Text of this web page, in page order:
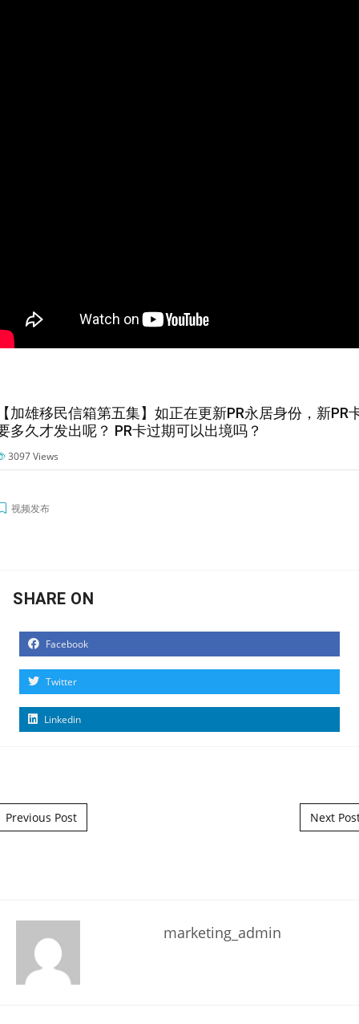
加雄移民信箱第五集】如正在更新PR永居身份，新PR
多久才发出呢？ PR卡过期可以出境吗？
3097Views
视频发布
SHARE ON
Facebook
Twitter
Linkedin
navigation
Previous Post Next
marketing_admin